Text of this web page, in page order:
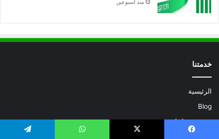
منذ أسبوعين
خدمتنا
الرئيسية
Blog
زي موحد ابها